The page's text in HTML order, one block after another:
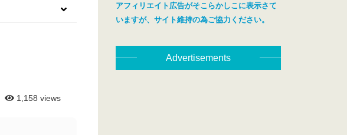
1,158 views
アフィリエイト広告がそこらかしこに表示さて
いますが、サイト維持の為ご協力ください。
Advertisements